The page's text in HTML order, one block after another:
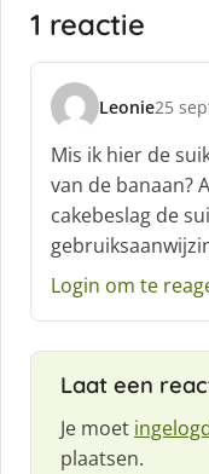
1 reactie
Leonie
s
c
h
r
e
e
:
25
Mis ik hier de
van de banaan?
cakebeslag de
Login om te
Laat een
Je moet
plaatsen.